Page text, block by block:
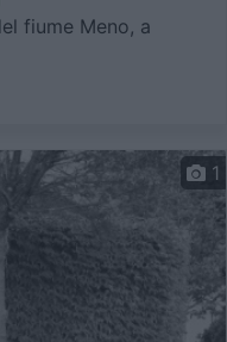
fiume Meno, a
1